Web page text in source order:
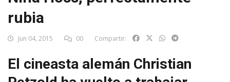
rubia
Jun 04, 2015 00 Compartir:
El cineasta alemán Christian